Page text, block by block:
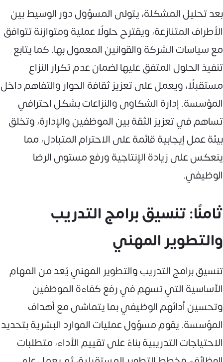
بعد تحليل المشكلة، يتولى المسؤول دور الوسيط بين
الأطراف المتنازعة، ويقترح حلولًا عملية ومتوازنة تتوافق
مع سياسات الشركة والقوانين المعمول بها. كما يتابع
تنفيذ الحلول المتفق عليها لضمان عدم تكرار النزاع
مستقبلًا، ويعمل على تعزيز ثقافة الحوار والتفاهم داخل
المؤسسة. إدارة الشكاوى والنزاعات بشكل احترافي
تساهم في تعزيز الثقة بين الموظفين والإدارة، وتخلق
بيئة عمل إيجابية قائمة على الاحترام المتبادل، مما
ينعكس على زيادة الإنتاجية ورفع مستوى الرضا
الوظيفي.
ثامنًا: تنسيق برامج التدريب
والتطوير المهني
تنسيق برامج التدريب والتطوير المهني يُعد من المهام
الأساسية التي تسهم في رفع كفاءة الموظفين
وتحسين أدائهم الوظيفي بما يتماشى مع أهداف
المؤسسة. يقوم مسؤول عمليات الموارد البشرية بتحديد
الاحتياجات التدريبية بناءً على تقييم الأداء، متطلبات